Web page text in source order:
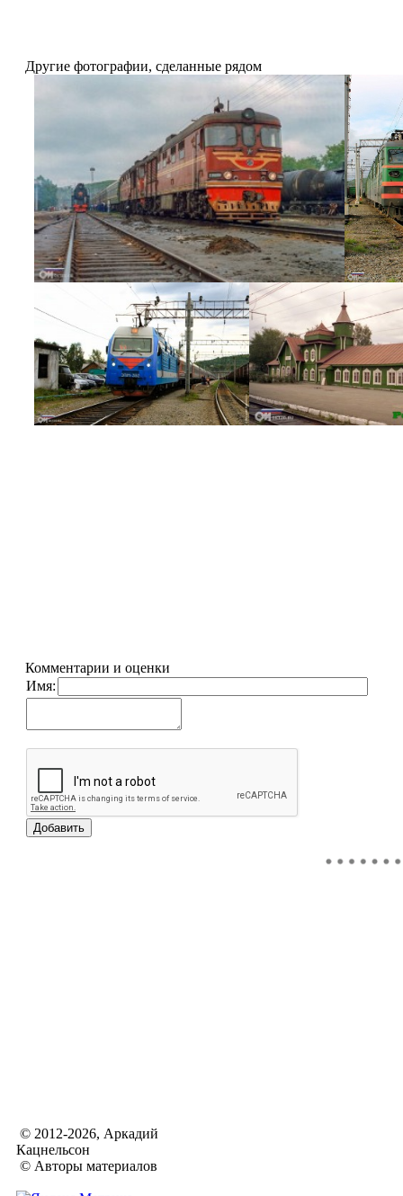
Другие фотографии, сделанные рядом
Комментарии и оценки
Имя:
© 2012-2026, Аркадий
Кацнельсон
© Авторы материалов